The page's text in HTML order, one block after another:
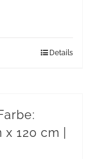
Details
120 cm |